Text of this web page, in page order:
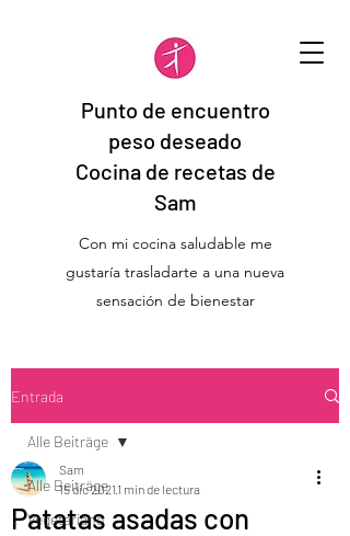
Punto de encuentro
peso deseado
Cocina de recetas de
Sam
Con mi cocina saludable me
gustaría trasladarte a una nueva
sensación de bienestar
Entrada
Alle Beiträge
Vegetariano
Alle Beiträge
Patatas asadas con
Sam
15 dic 2021 1 min de lectura